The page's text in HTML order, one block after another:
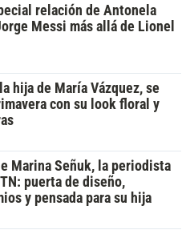
relación de Antonela
Messi más allá de Lionel
hija de María Vázquez, se
con su look floral y
Marina Señuk, la periodista
puerta de diseño,
y pensada para su hija